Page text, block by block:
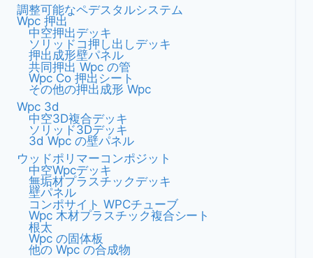
調整可能なペデスタルシステム
Wpc 押出
中空押出デッキ
ソリッドコ押し出しデッキ
押出成形壁パネル
共同押出 Wpc の管
Wpc Co 押出シート
その他の押出成形 Wpc
Wpc 3d
中空3D複合デッキ
ソリッド3Dデッキ
3d Wpc の壁パネル
ウッドポリマーコンポジット
中空wpcデッキ
無垢材プラスチックデッキ
壁パネル
コンポサイト WPCチューブ
Wpc 木材プラスチック複合シート
根太
Wpc の固体板
他の Wpc の合成物